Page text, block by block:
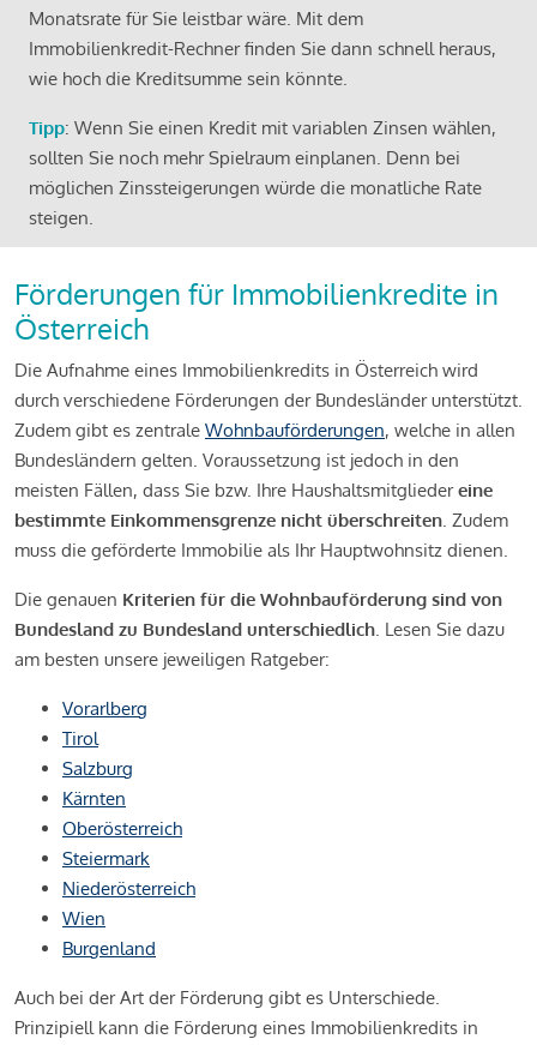
Monatsrate für Sie leistbar wäre. Mit dem
Immobilienkredit-Rechner finden Sie dann schnell heraus,
wie hoch die Kreditsumme sein könnte.
Tipp: Wenn Sie einen Kredit mit variablen Zinsen wählen,
sollten Sie noch mehr Spielraum einplanen. Denn bei
möglichen Zinssteigerungen würde die monatliche Rate
steigen.
Förderungen für Immobilienkredite in
Österreich
Die Aufnahme eines Immobilienkredits in Österreich wird
durch verschiedene Förderungen der Bundesländer unterstützt.
Zudem gibt es zentrale Wohnbauförderungen, welche in allen
Bundesländern gelten. Voraussetzung ist jedoch in den
meisten Fällen, dass Sie bzw. Ihre Haushaltsmitgliedereine
bestimmte Einkommensgrenze nicht überschreiten. Zudem
muss die geförderte Immobilie als Ihr Hauptwohnsitz dienen.
Die genauen Kriterien für die Wohnbauförderung sind von
Bundesland zu Bundesland unterschiedlich. Lesen Sie dazu
am besten unsere jeweiligen Ratgeber:
Vorarlberg
Tirol
Salzburg
Kärnten
Oberösterreich
Steiermark
Niederösterreich
Wien
Burgenland
Auch bei der Art der Förderung gibt es Unterschiede.
Prinzipiell kann die Förderung eines Immobilienkredits in